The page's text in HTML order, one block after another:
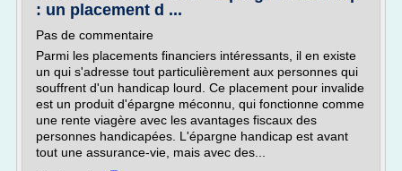
: un placement d ...
Pas de commentaire
Parmi les placements financiers intéressants, il en existe
un qui s'adresse tout particulièrement aux personnes qui
souffrent d'un handicap lourd. Ce placement pour invalide
est un produit d'épargne méconnu, qui fonctionne comme
une rente viagère avec les avantages fiscaux des
personnes handicapées. L'épargne handicap est avant
tout une assurance-vie, mais avec des...